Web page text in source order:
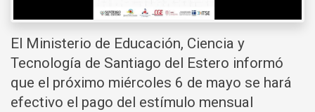
El Ministerio de Educación, Ciencia y
Tecnología de Santiago del Estero informó
que el próximo miércoles 6 de mayo se hará
efectivo el pago del estímulo mensual